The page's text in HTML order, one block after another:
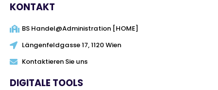
KONTAKT
BS Handel@Administration [HOME]
Längenfeldgasse 17, 1120 Wien
Kontaktieren Sie uns
DIGITALE TOOLS